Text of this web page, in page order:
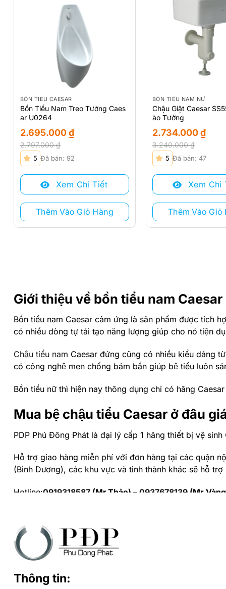
Giới thiệu về bồn tiểu nam Caesar
Bồn tiểu nam Caesar cảm ứng là sản phẩm được tích
có nhiều dòng tự tái tạo năng lượng giúp cho nó tiện
Chậu tiểu nam Caesar đứng cũng có nhiều kiểu dáng
có công nghệ men chống bám bẩn giúp bệ tiểu luôn
Bồn tiểu nữ thì hiện nay thông dụng chỉ có hãng
Mua bệ chậu tiểu Caesar ở đâu
PDP Phú Đông Phát là đại lý cấp 1 hãng thiết bị vệ
Hỗ trợ giao hàng miễn phí với đơn hàng tại các quận
(Bình Dương), các khu vực và tỉnh thành khác sẽ hỗ
Hotline:0919318587 (Mr.Thảo) – 0937678139
BỒN TIỂU CAESAR
Bồn Tiểu Nam Treo Tường Caes
ar U0264
2.797.000₫
Giá
gốc
là:
2.797.000 ₫.
2.695.000₫
Giá
hiện
tại
2.695.000 ₫.
5 Đã bán: 92
Xem Chi Tiết
Thêm Vào Giỏ Hàng
BỒN TIỂU NAM NỮ
Chậu Giặt Caesar
ào Tường
3.240.000₫
Giá
gốc
là:
3.240.000 ₫.
2.734.000₫
Giá
hiện
tại
2.734.000 ₫.
5 Đã bán: 47
Xem Chi
Thêm Vào Giỏ
Thông tin: